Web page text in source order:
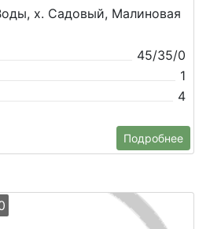
х. Садовый, Малиновая
45/35/0
1
4
Подробнее